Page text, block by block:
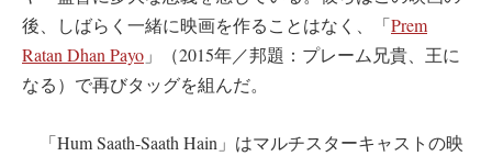
後、しばらく一緒に映画を作ることはなく、「Prem
Ratan Dhan Payo 」（2015年／邦題：プレーム兄貴、王に
なる）で再びタッグを組んだ。
「Hum Saath-Saath Hain」はマルチスターキャストの映